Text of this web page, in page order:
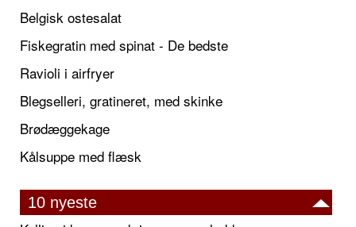
Belgisk ostesalat
Fiskegratin med spinat - De bedste
Ravioli i airfryer
Blegselleri, gratineret, med skinke
Brødæggekage
Kålsuppe med flæsk
10 nyeste